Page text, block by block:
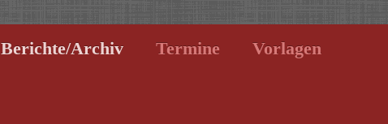
Berichte/Archiv Termine Vorlagen